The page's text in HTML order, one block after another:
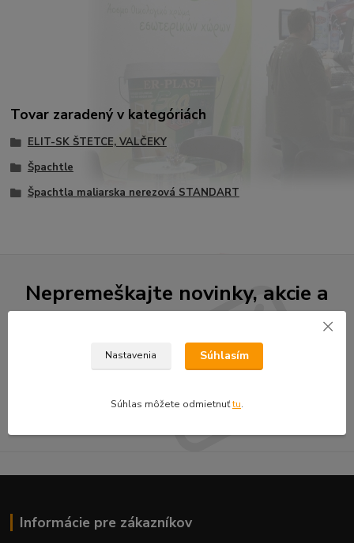
Tovar zaradený v kategóriách
ELIT-SK ŠTETCE, VALČEKY
Špachtle
Špachtla maliarska nerezová STANDART
Nepremeškajte novinky, akcie a
zľavy!
Prihlásiť sa
spracovaním osobných údajov za účelom zasielania newslettera.
Informácie pre zákazníkov
Nastavenia Súhlasím
Súhlas môžete odmietnuťtu.